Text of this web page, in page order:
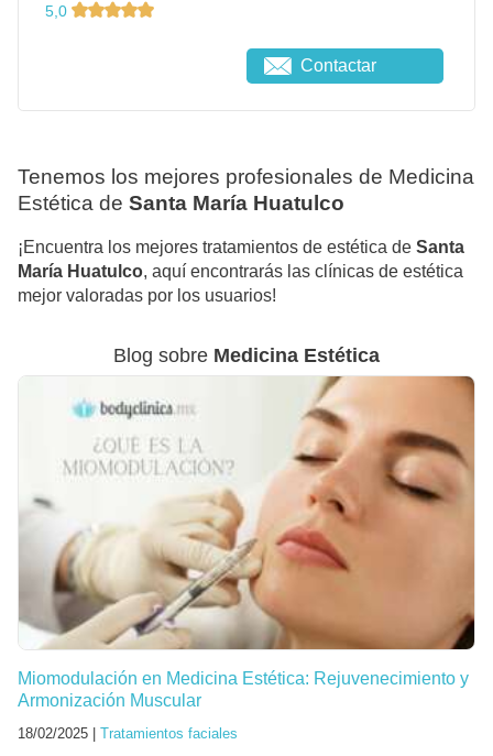
5,0
Contactar
Tenemos los mejores profesionales de Medicina
Estética de Santa María Huatulco
¡Encuentra los mejores tratamientos de estética de Santa
María Huatulco, aquí encontrarás las clínicas de estética
mejor valoradas por los usuarios!
Blog sobre Medicina Estética
Miomodulación en Medicina Estética: Rejuvenecimiento y
Armonización Muscular
18/02/2025 | Tratamientos faciales